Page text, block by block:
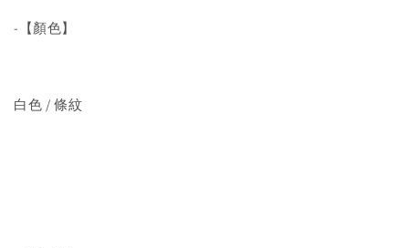
-【顏色】
白色 / 條紋